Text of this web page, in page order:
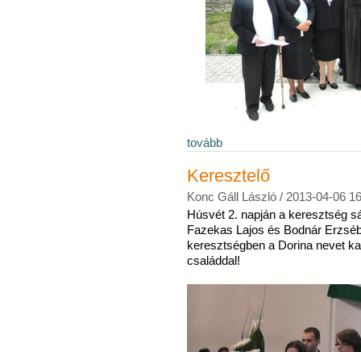
tovább
Keresztelő
Konc Gáll László / 2013-04-06
Húsvét 2. napján a keresztség
Fazekas Lajos és Bodnár
keresztségben a Dorina nevet
családdal!